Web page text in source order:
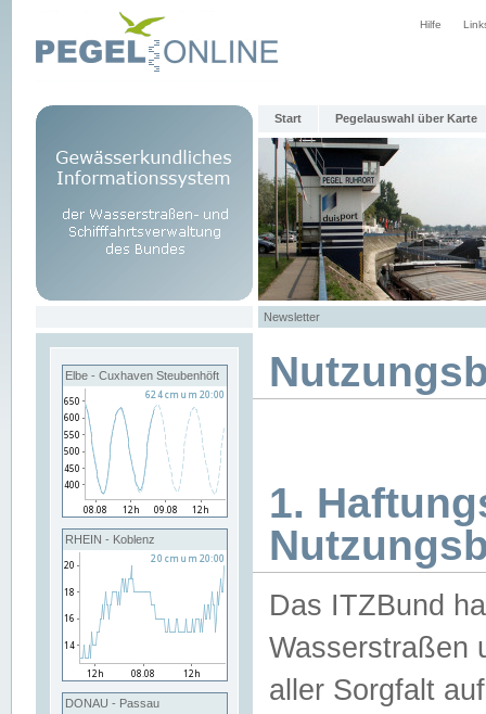
Hilfe
Start Pegelauswahl über Karte
Newsletter
Elbe - Cuxhaven Steubenhöft
RHEIN - Koblenz
DONAU - Passau
1.
Das ITZBund
Wasserstraßen
aller Sorgfalt